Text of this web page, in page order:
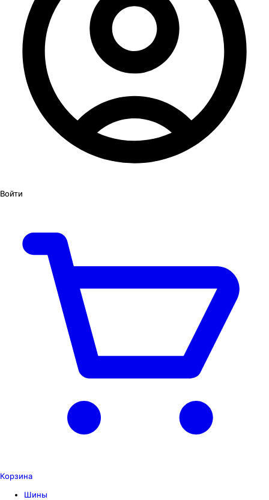
Войти
Корзина
Шины